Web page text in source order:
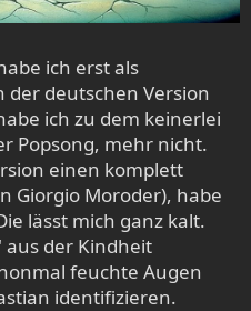
ich erst als
der deutschen Version
ich zu dem keinerlei
Popsong, mehr nicht.
einen komplett
Giorgio Moroder), habe
lässt mich ganz kalt.
der Kindheit
feuchte Augen
identifizieren.